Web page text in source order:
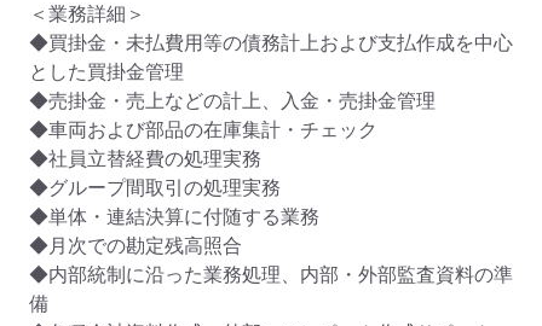
＜業務詳細＞
◆買掛金・未払費用等の債務計上および支払作成を中心
とした買掛金管理
◆売掛金・売上などの計上、入金・売掛金管理
◆車両および部品の在庫集計・チェック
◆社員立替経費の処理実務
◆グループ間取引の処理実務
◆単体・連結決算に付随する業務
◆月次での勘定残高照合
◆内部統制に沿った業務処理、内部・外部監査資料の準
備